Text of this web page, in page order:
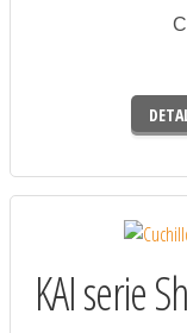
KAI serie